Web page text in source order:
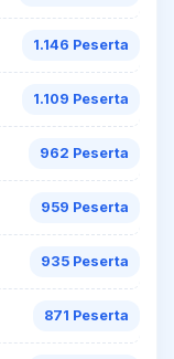
1.146 Peserta
1.109 Peserta
962 Peserta
959 Peserta
935 Peserta
871 Peserta